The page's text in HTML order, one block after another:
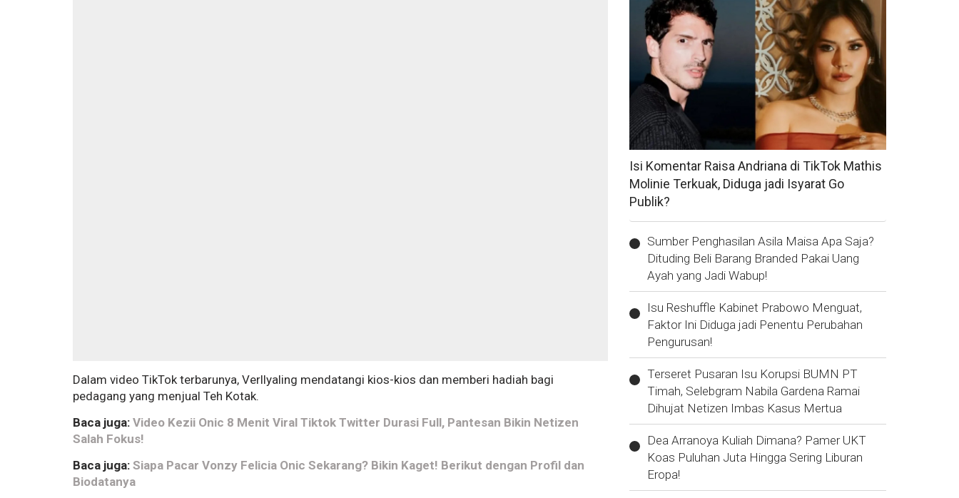
Dalam video TikTok terbarunya, Verllyaling mendatangi kios-kios dan memberi hadiah bagi
pedagang yang menjual Teh Kotak.
Baca juga: Video Kezii Onic 8 Menit Viral Tiktok Twitter Durasi Full, Pantesan Bikin Netizen
Salah Fokus!
Baca juga: Siapa Pacar Vonzy Felicia Onic Sekarang? Bikin Kaget! Berikut dengan Profil dan
Biodatanya
Isi Komentar Raisa Andriana di TikTok Mathis
Molinie Terkuak, Diduga jadi Isyarat Go
Publik?
Sumber Penghasilan Asila Maisa Apa Saja?
Dituding Beli Barang Branded Pakai Uang
Ayah yang Jadi Wabup!
Isu Reshuffle Kabinet Prabowo Menguat,
Faktor Ini Diduga jadi Penentu Perubahan
Pengurusan!
Terseret Pusaran Isu Korupsi BUMN PT
Timah, Selebgram Nabila Gardena Ramai
Dihujat Netizen Imbas Kasus Mertua
Dea Arranoya Kuliah Dimana? Pamer UKT
Koas Puluhan Juta Hingga Sering Liburan
Eropa!